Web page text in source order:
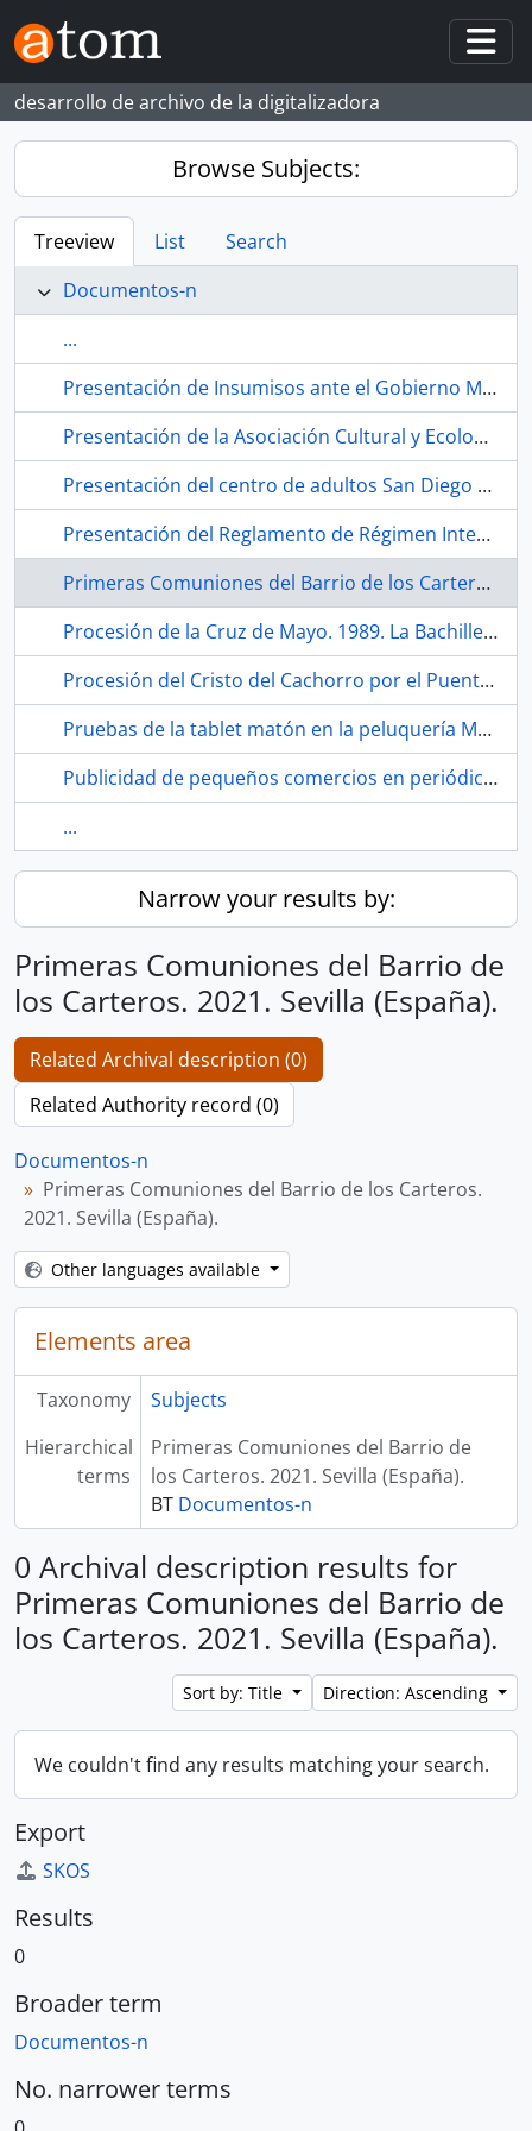
Skip to main content
desarrollo de archivo de la digitalizadora
Browse Subjects:
Treeview List
Search
Documentos-n
...
Presentación de Insumisos ante el Gobierno Militar en Capitanía General. 1991. Sevilla (España).
Presentación de la Asociación Cultural y Ecologista Comité Pro Parque Educativo Miraflores durante la semana cultural del Centro de Educación de Adultos San Diego- Los Carteros. 1991. Sevilla (España).
Presentación del centro de adultos San Diego Los Carteros. Habla San Diego Television. 1990-12. Sevilla (España).
Presentación del Reglamento de Régimen Interno del CEA a través de las voces del alumnado. 1989. Sevilla (España).
Primeras Comuniones del Barrio de los Carteros. 2021. Sevilla (España).
Procesión de la Cruz de Mayo. 1989. La Bachillera (barrio, Sevilla, España, ca.1948-)
Procesión del Cristo del Cachorro por el Puente de Triana. Hacia 1979. Sevilla (España)
Pruebas de la tablet matón en la peluquería Mari Carmen. Barrio de San Diego. 2021. Sevilla (España).
Publicidad de pequeños comercios en periódico Habla San Diego. 2021. Sevilla (España)
...
Narrow your results by:
Primeras Comuniones del Barrio de
los Carteros. 2021. Sevilla (España).
Related Archival description (0)
Related Authority record (0)
Documentos-n
Primeras Comuniones del Barrio de los Carteros.
2021. Sevilla (España).
Other languages available
Elements area
Taxonomy
Subjects
Hierarchical
terms
Primeras Comuniones del Barrio de
los Carteros. 2021. Sevilla (España).
BT Documentos-n
0 Archival description results for
Primeras Comuniones del Barrio de
los Carteros. 2021. Sevilla (España).
Sort by: Title Direction: Ascending
We couldn't find any results matching your search.
Export
SKOS
Results
0
Broader term
Documentos-n
No. narrower terms